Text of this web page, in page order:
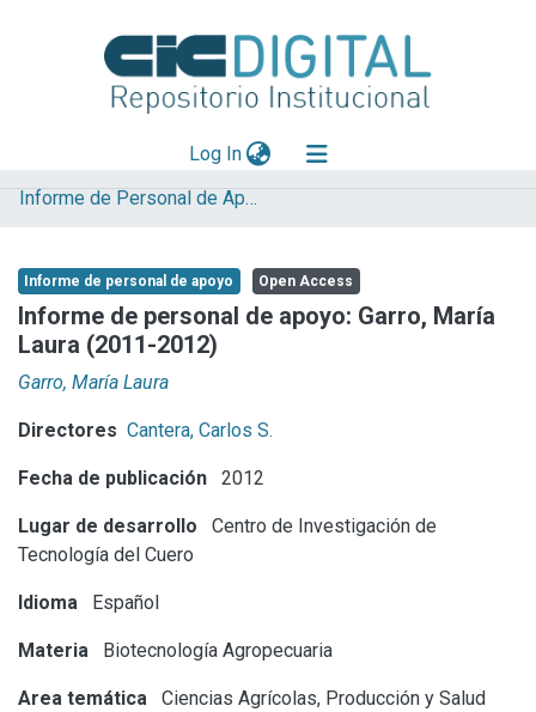
Log In(current)
Explorar
Aportar material
Statistics
Informe de Personal de Apoyo
Informe de personal de apoyo Open Access
Informe de personal de apoyo: Garro, María
Laura (2011-2012)
Garro, María Laura
Directores Cantera, Carlos S.
Fecha de publicación 2012
Lugar de desarrollo
Centro de Investigación de
Tecnología del Cuero
Idioma Español
Materia Biotecnología Agropecuaria
Area temática
Ciencias Agrícolas, Producción y Salud